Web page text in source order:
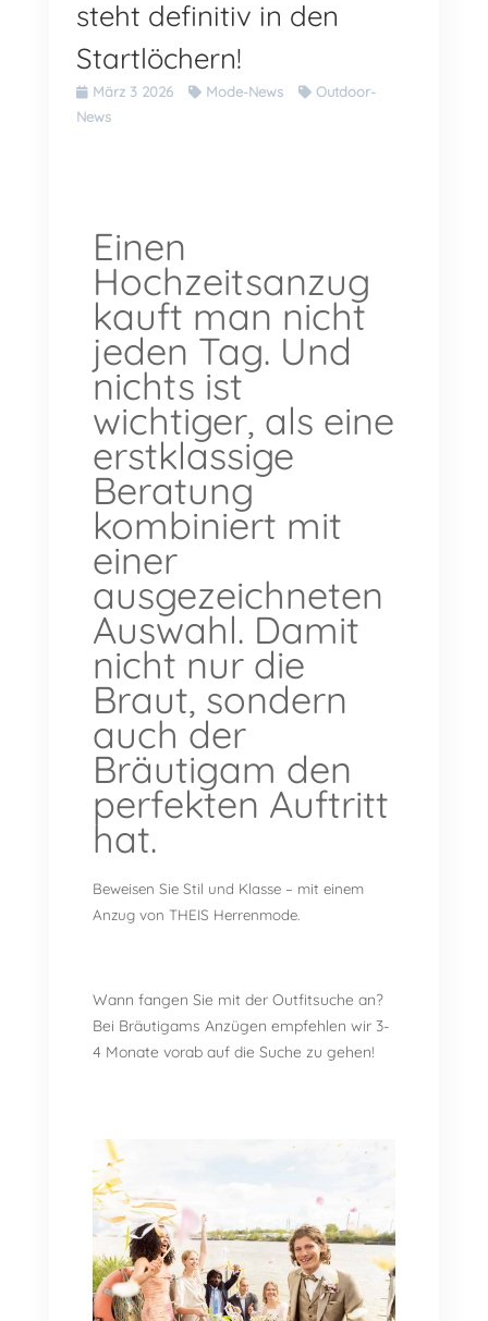
steht definitiv in den
Startlöchern!
März 3 2026 Mode-News
Outdoor-
News
Einen
Hochzeitsanzug
kauft man nicht
jeden Tag. Und
nichts ist
wichtiger, als eine
erstklassige
Beratung
kombiniert mit
einer
ausgezeichneten
Auswahl. Damit
nicht nur die
Braut, sondern
auch der
Bräutigam den
perfekten Auftritt
hat.
Beweisen Sie Stil und Klasse – mit einem
Anzug von THEIS Herrenmode.
Wann fangen Sie mit der Outfitsuche an?
Bei Bräutigams Anzügen empfehlen wir 3-
4 Monate vorab auf die Suche zu gehen!